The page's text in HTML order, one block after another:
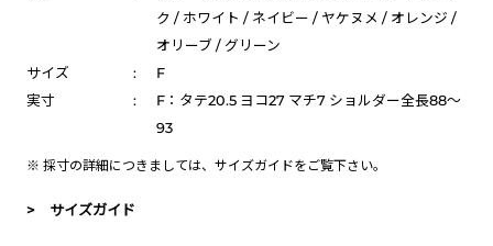
ク / ホワイト / ネイビー / ヤケヌメ / オレンジ /
オリーブ / グリーン
サイズ
:
F
実寸
:
F：タテ20.5 ヨコ27 マチ7 ショルダー全長88～
93
※ 採寸の詳細につきましては、 サイズガイドをご覧下さい。
> サイズガイド